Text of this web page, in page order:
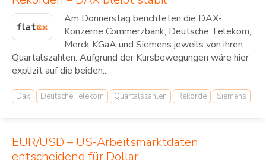
Am Donnerstag berichteten die DAX-
Konzerne Commerzbank, Deutsche Telekom,
Merck KGaA und Siemens jeweils von ihren
Quartalszahlen. Aufgrund der Kursbewegungen wäre hier
explizit auf die beiden...
Dax Deutsche Telekom Quartalszahlen Rekorde Siemens
EUR/USD – US-Arbeitsmarktdaten
entscheidend für Dollar